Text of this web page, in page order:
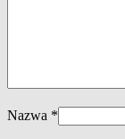
Nazwa *